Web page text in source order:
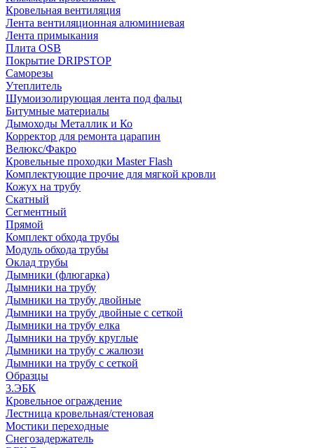
Кровельная вентиляция
Лента вентиляционная алюминиевая
Лента примыкания
Плита OSB
Покрытие DRIPSTOP
Саморезы
Утеплитель
Шумоизолирующая лента под фальц
Битумные материалы
Дымоходы Металлик и Ко
Корректор для ремонта царапин
Велюкс/Факро
Кровельные проходки Master Flash
Комплектующие прочие для мягкой кровли
Кожух на трубу
Скатный
Сегментный
Прямой
Комплект обхода трубы
Модуль обхода трубы
Оклад трубы
Дымники (флюгарка)
Дымники на трубу
Дымники на трубу двoйные
Дымники на трубу двoйные с сеткой
Дымники на трубу елка
Дымники на трубу круглые
Дымники на трубу с жалюзи
Дымники на трубу с сеткой
Образцы
3.ЭБК
Кровельное ограждение
Лестница кровельная/стеновая
Мостики переходные
Снегозадержатель